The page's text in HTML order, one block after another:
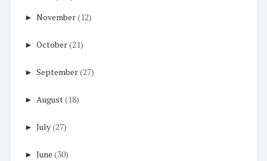
► November(12)
► October(21)
► September(27)
► August(18)
► July(27)
► June (30)